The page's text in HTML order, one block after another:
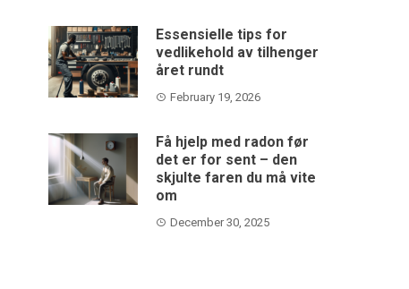
Essensielle tips for
vedlikehold av tilhenger
året rundt
February 19, 2026
Få hjelp med radon før
det er for sent – den
skjulte faren du må vite
om
December 30, 2025